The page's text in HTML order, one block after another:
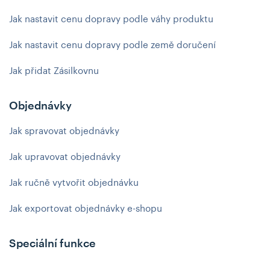
Jak nastavit cenu dopravy podle váhy produktu
Jak nastavit cenu dopravy podle země doručení
Jak přidat Zásilkovnu
Objednávky
Jak spravovat objednávky
Jak upravovat objednávky
Jak ručně vytvořit objednávku
Jak exportovat objednávky e-shopu
Speciální funkce